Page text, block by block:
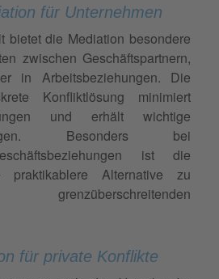
für Unternehmen
bietet die Mediation besondere
zwischen Geschäftspartnern,
in Arbeitsbeziehungen. Die
Konfliktlösung minimiert
und erhält wichtige
Besonders bei
ist die
Alternative zu
für private Konflikte